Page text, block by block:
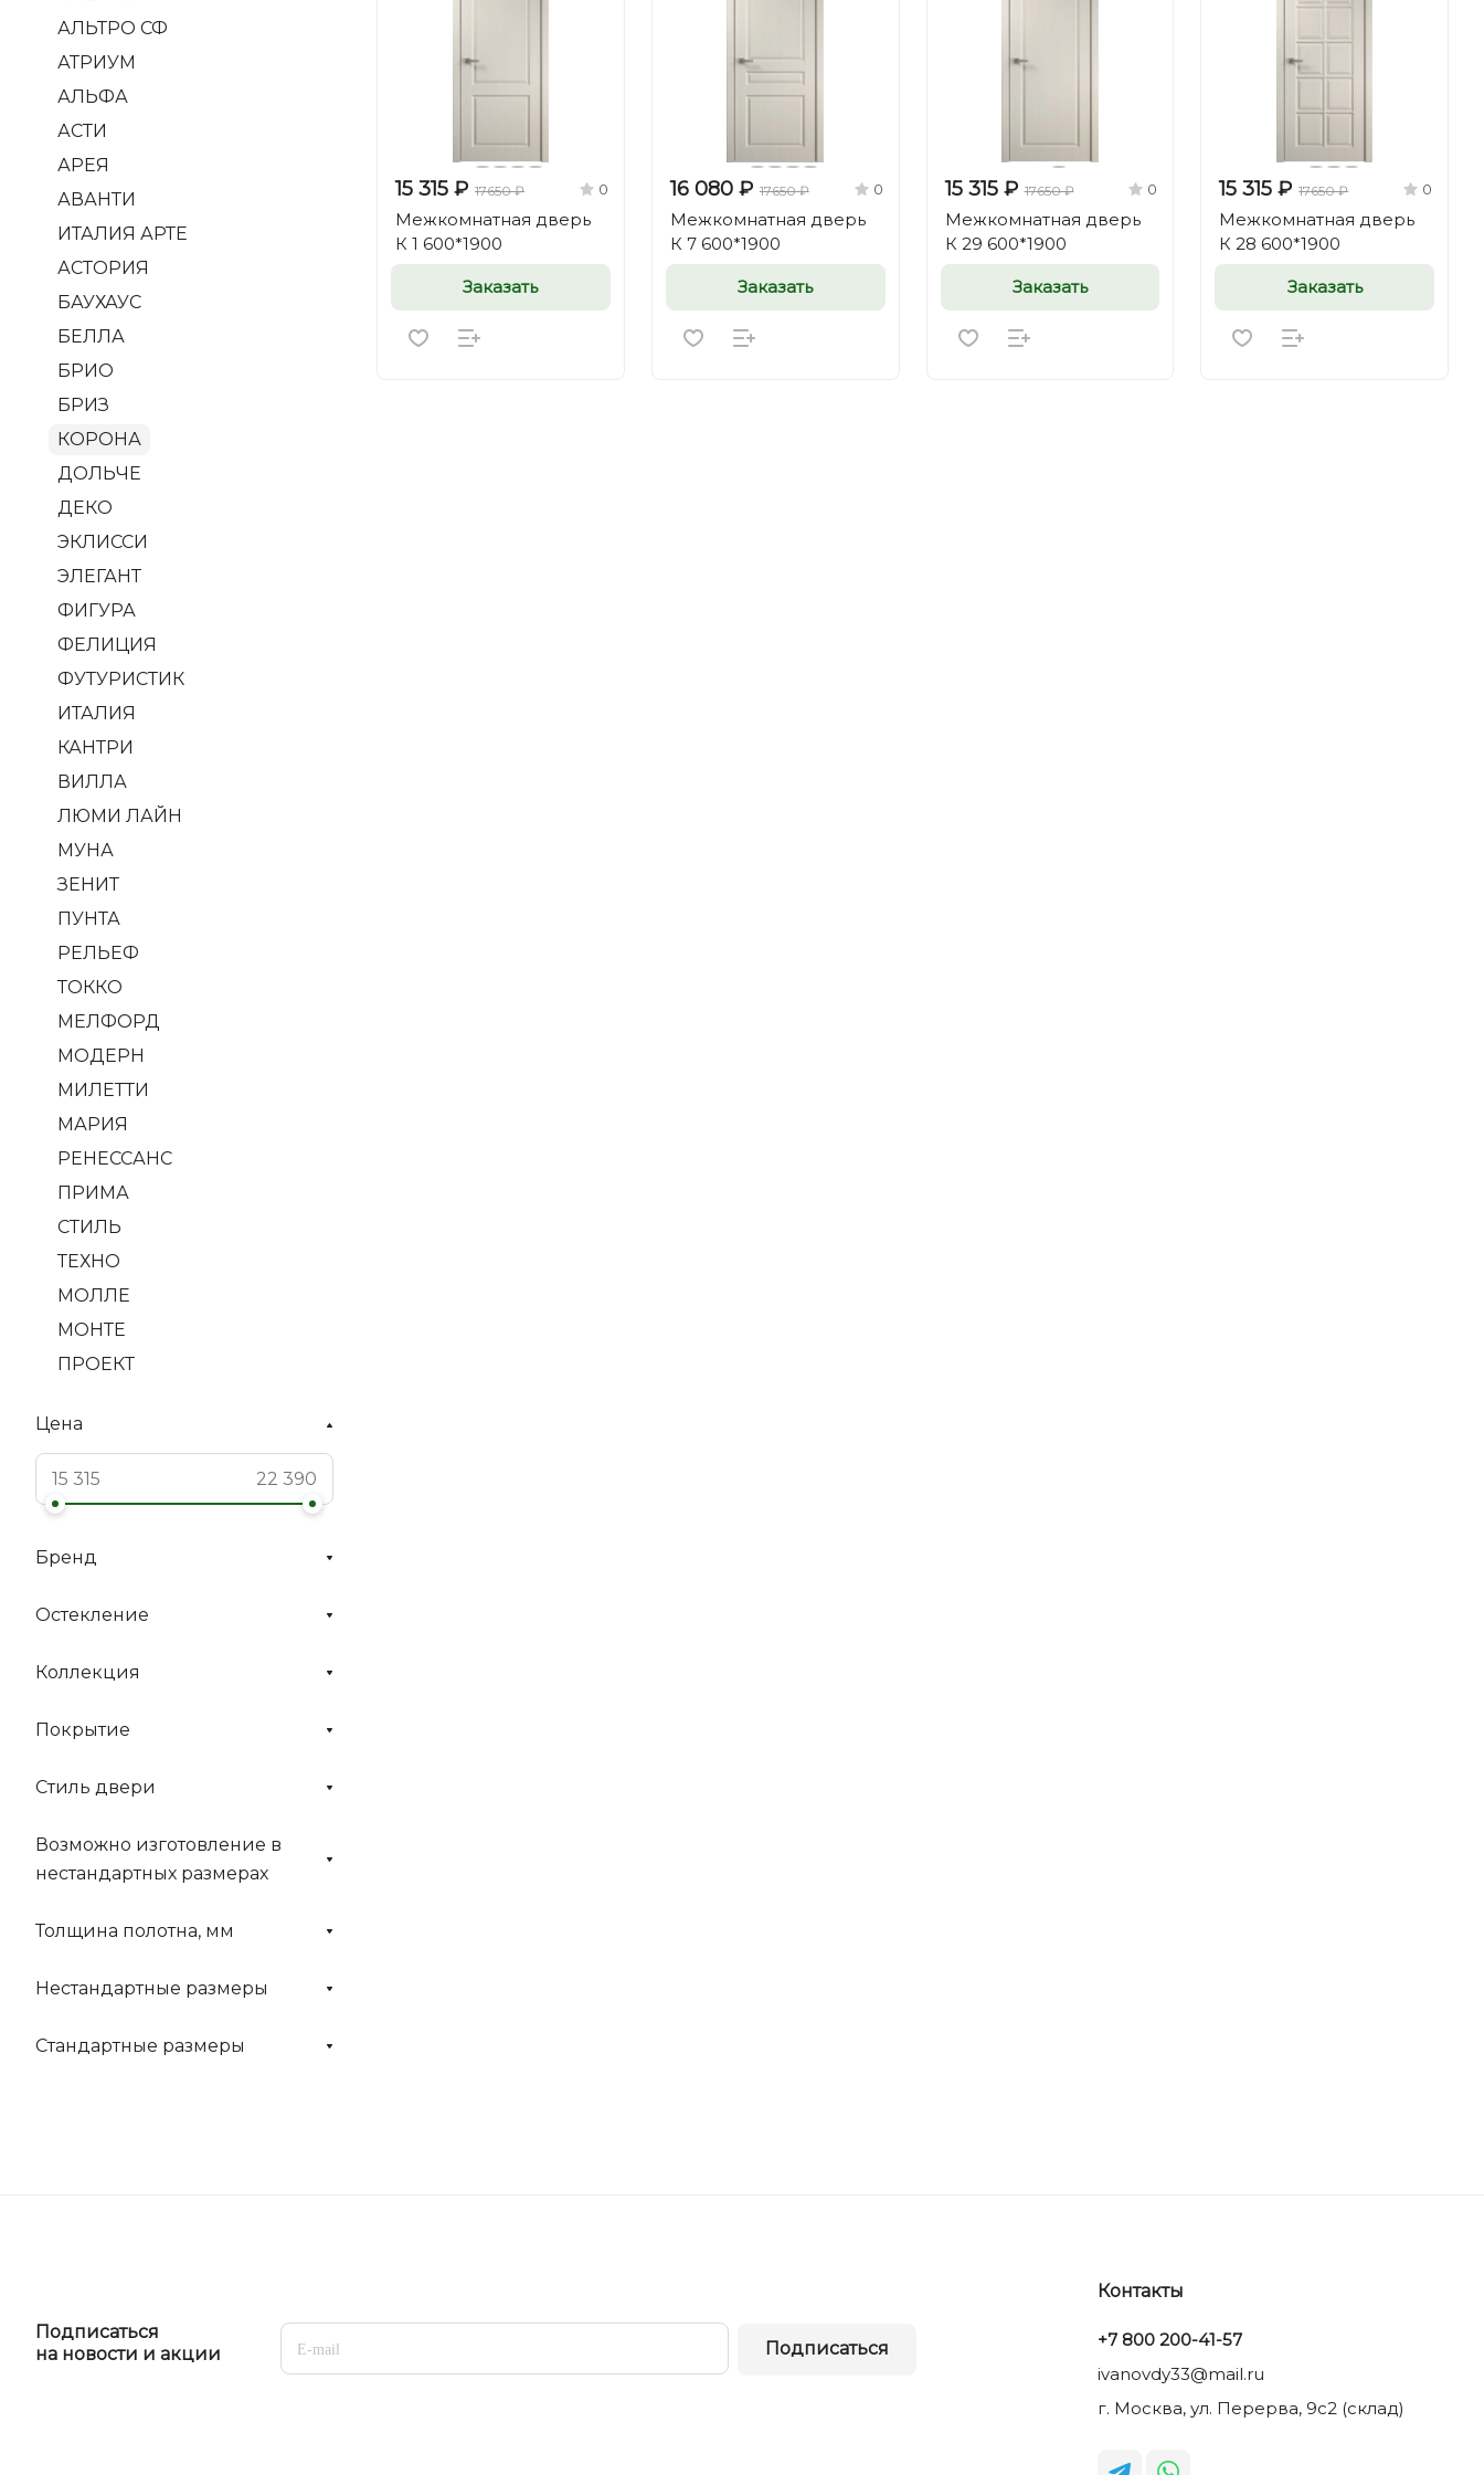
15 315 ₽ 17650 ₽ 0
Межкомнатная дверь
К 1 600*1900
Заказать
16 080 ₽ 17650 ₽ 0
Межкомнатная дверь
К 7 600*1900
Заказать
15 315 ₽ 17650 ₽ 0
Межкомнатная дверь
К 29 600*1900
Заказать
15 315 ₽ 17650 ₽ 0
Межкомнатная дверь
К 28 600*1900
Заказать
АЛЬТРО СФ
АТРИУМ
АЛЬФА
АСТИ
АРЕЯ
АВАНТИ
ИТАЛИЯ АРТЕ
АСТОРИЯ
БАУХАУС
БЕЛЛА
БРИО
БРИЗ
КОРОНА
ДОЛЬЧЕ
ДЕКО
ЭКЛИССИ
ЭЛЕГАНТ
ФИГУРА
ФЕЛИЦИЯ
ФУТУРИСТИК
ИТАЛИЯ
КАНТРИ
ВИЛЛА
ЛЮМИ ЛАЙН
МУНА
ЗЕНИТ
ПУНТА
РЕЛЬЕФ
ТОККО
МЕЛФОРД
МОДЕРН
МИЛЕТТИ
МАРИЯ
РЕНЕССАНС
ПРИМА
СТИЛЬ
ТЕХНО
МОЛЛЕ
МОНТЕ
ПРОЕКТ
Цена
Бренд
Остекление
Коллекция
Покрытие
Стиль двери
Возможно изготовление в
нестандартных размерах
Толщина полотна, мм
Нестандартные размеры
Стандартные размеры
Подписаться
на новости и акции
Подписаться
Контакты
+7 800 200-41-57
ivanovdy33@mail.ru
г. Москва, ул. Перерва, 9с2 (склад)